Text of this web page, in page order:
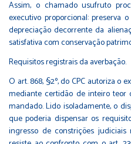
Assim, o chamado usufruto
executivo proporcional: preserva
depreciação decorrente da
satisfativa com conservação
Requisitos registrais da averbação.
O art. 868, §2º, do CPC autoriza o
mediante certidão de inteiro teor
mandado. Lido isoladamente, o
que poderia dispensar os
ingresso de constrições